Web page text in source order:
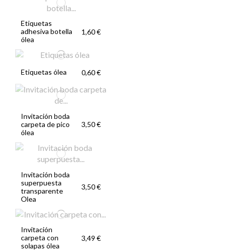
Etiquetas
adhesiva botella
ólea
1,60 €
Etiquetas ólea 0,60 €
Invitación boda
carpeta de pico
ólea
3,50 €
Invitación boda
superpuesta
transparente
Olea
3,50 €
Invitación
carpeta con
solapas ólea
3,49 €